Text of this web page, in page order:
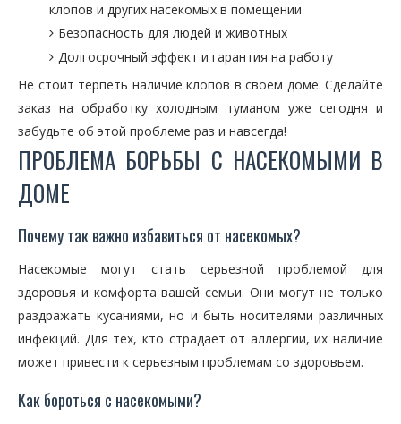
клопов и других насекомых в помещении
Безопасность для людей и животных
Долгосрочный эффект и гарантия на работу
Не стоит терпеть наличие клопов в своем доме. Сделайте
заказ на обработку холодным туманом уже сегодня и
забудьте об этой проблеме раз и навсегда!
ПРОБЛЕМА БОРЬБЫ С НАСЕКОМЫМИ В
ДОМЕ
Почему так важно избавиться от насекомых?
Насекомые могут стать серьезной проблемой для
здоровья и комфорта вашей семьи. Они могут не только
раздражать кусаниями, но и быть носителями различных
инфекций. Для тех, кто страдает от аллергии, их наличие
может привести к серьезным проблемам со здоровьем.
Как бороться с насекомыми?